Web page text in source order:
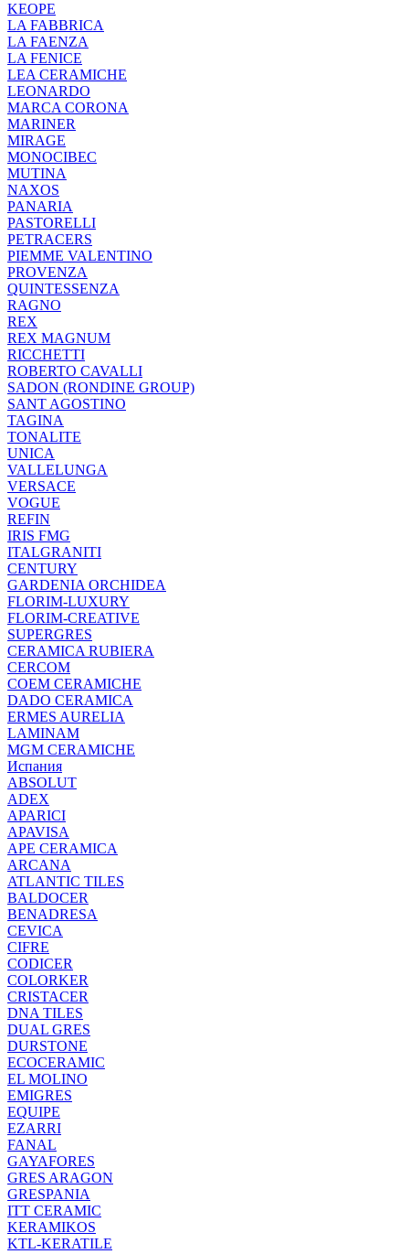
KEOPE
LA FABBRICA
LA FAENZA
LA FENICE
LEA CERAMICHE
LEONARDO
MARCA CORONA
MARINER
MIRAGE
MONOCIBEC
MUTINA
NAXOS
PANARIA
PASTORELLI
PETRACERS
PIEMME VALENTINO
PROVENZA
QUINTESSENZA
RAGNO
REX
REX MAGNUM
RICCHETTI
ROBERTO CAVALLI
SADON (RONDINE GROUP)
SANT AGOSTINO
TAGINA
TONALITE
UNICA
VALLELUNGA
VERSACE
VOGUE
REFIN
IRIS FMG
ITALGRANITI
CENTURY
GARDENIA ORCHIDEA
FLORIM-LUXURY
FLORIM-CREATIVE
SUPERGRES
CERAMICA RUBIERA
CERCOM
COEM CERAMICHE
DADO CERAMICA
ERMES AURELIA
LAMINAM
MGM CERAMICHE
Испания
ABSOLUT
ADEX
APARICI
APAVISA
APE CERAMICA
ARCANA
ATLANTIC TILES
BALDOCER
BENADRESA
CEVICA
CIFRE
CODICER
COLORKER
CRISTACER
DNA TILES
DUAL GRES
DURSTONE
ECOCERAMIC
EL MOLINO
EMIGRES
EQUIPE
EZARRI
FANAL
GAYAFORES
GRES ARAGON
GRESPANIA
ITT CERAMIC
KERAMIKOS
KTL-KERATILE